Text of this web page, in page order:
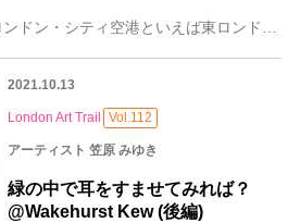
Tate & Lyleの製糖工場 ロンドン・シティ空港といえば東ロンドン、テムズ川沿岸の再開発地域ドックランズにある、ロンドン市内（ゾーン３）にある唯一
2021.10.13
London Art Trail Vol.112
アーティスト 笠原 みゆき
緑の中で耳をすませてみれば？
@Wakehurst Kew (後編)